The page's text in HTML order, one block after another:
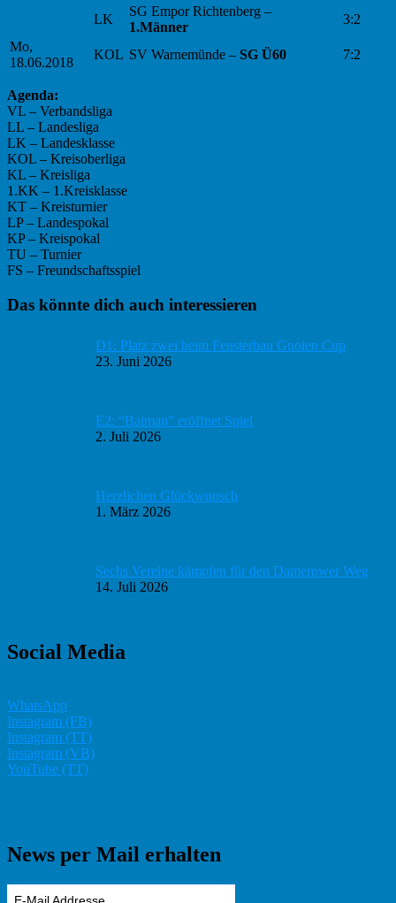
LK
SG Empor Richtenberg –
1.Männer
3:2
Mo,
18.06.2018
KOL SV Warnemünde – SG Ü60 7:2
Agenda:
VL – Verbandsliga
LL – Landesliga
LK – Landesklasse
KOL – Kreisoberliga
KL – Kreisliga
1.KK – 1.Kreisklasse
KT – Kreisturnier
LP – Landespokal
KP – Kreispokal
TU – Turnier
FS – Freundschaftsspiel
Haupt-
Das könnte dich auch interessieren
D1: Platz zwei beim Fensterbau Gnoien Cup
23. Juni 2026
E2: “Batman” eröffnet Spiel
2. Juli 2026
Herzlichen Glückwunsch
1. März 2026
Sechs Vereine kämpfen für den Damerower Weg
14. Juli 2026
Social Media
WhatsApp
Instagram (FB)
Instagram (TT)
Instagram (VB)
YouTube (TT)
News per Mail erhalten